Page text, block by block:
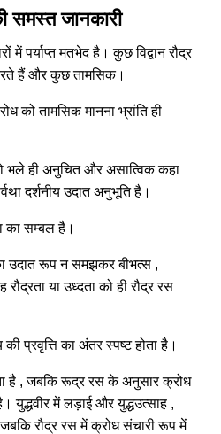
समस्त जानकारी
में पर्याप्त मतभेद है। कुछ विद्वान रौद्र
हैं और कुछ तामसिक।
को तामसिक मानना भ्रांति ही
भले ही अनुचित और असात्विक कहा
दर्शनीय उदात अनुभूति है।
का सम्बल है।
उदात रूप न समझकर बीभत्स ,
या उध्दता को ही रौद्र रस
प्रवृत्ति का अंतर स्पष्ट होता है।
है , जबकि रूद्र रस के अनुसार क्रोध
युद्धवीर में लड़ाई और युद्धउत्साह ,
रौद्र रस में क्रोध संचारी रूप में